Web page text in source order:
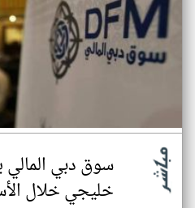
سوق دبي
خليجي خلال